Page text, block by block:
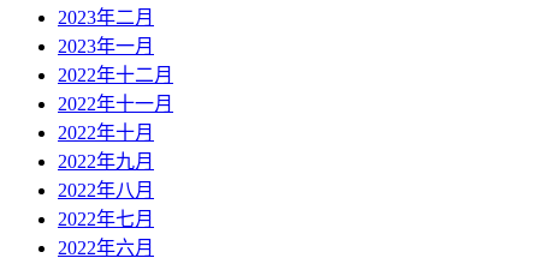
2023年二月
2023年一月
2022年十二月
2022年十一月
2022年十月
2022年九月
2022年八月
2022年七月
2022年六月